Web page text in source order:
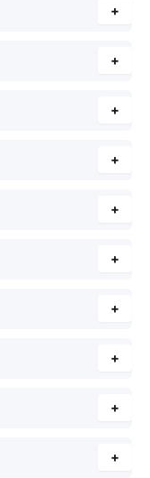
+
+
+
+
+
+
+
+
+
+